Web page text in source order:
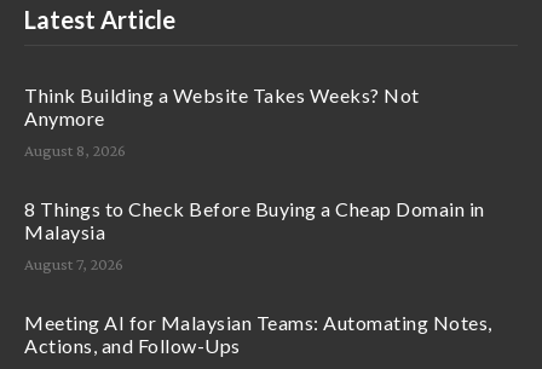
Latest Article
Think Building a Website Takes Weeks? Not
Anymore
August 8, 2026
8 Things to Check Before Buying a Cheap Domain in
Malaysia
August 7, 2026
Meeting AI for Malaysian Teams: Automating Notes,
Actions, and Follow-Ups